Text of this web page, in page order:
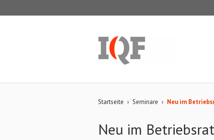
Startseite › Seminare › Neu im
Neu im